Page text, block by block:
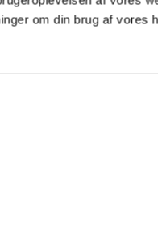
om din brug af vores
af sager,
påser,